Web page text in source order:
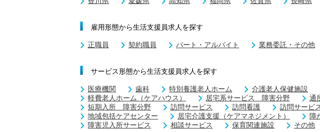
雇用形態から生活支援員求人を探す
正職員 契約職員 パート・アルバイト 業務委託・その他
サービス形態から生活支援員求人を探す
医療機関 歯科 特別養護老人ホーム 介護老人保健施設
軽費老人ホーム（ケアハウス）
居宅系サービス 障害分野 通
短期入所 障害分野
訪問サービス 訪問看護 訪問サービ
地域包括ケアセンター
居宅介護支援（ケアマネジメント） 障
障害児入所サービス
相談サービス 保育関連施設 その他